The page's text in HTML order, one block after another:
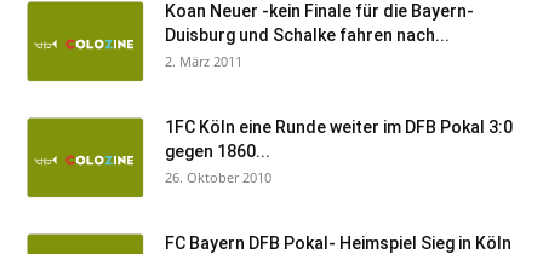
Koan Neuer -kein Finale für die Bayern-
Duisburg und Schalke fahren nach...
2. März 2011
1FC Köln eine Runde weiter im DFB Pokal 3:0
gegen 1860...
26. Oktober 2010
FC Bayern DFB Pokal- Heimspiel Sieg in Köln